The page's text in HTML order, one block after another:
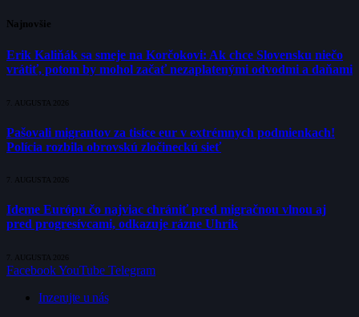
Najnovšie
Erik Kaliňák sa smeje na Korčokovi: Ak chce Slovensku niečo
vrátiť, potom by mohol začať nezaplatenými odvodmi a daňami
7. AUGUSTA 2026
Pašovali migrantov za tisíce eur v extrémnych podmienkach!
Polícia rozbila obrovskú zločineckú sieť
7. AUGUSTA 2026
Ideme Európu čo najviac chrániť pred migračnou vlnou aj
pred progresívcami, odkazuje rázne Uhrík
7. AUGUSTA 2026
FacebookYouTube Telegram
Inzerujte u nás